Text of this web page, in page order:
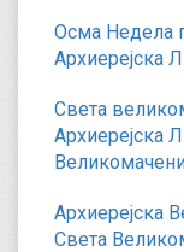
Осма Недела
Архиерејска
Света
Архиерејска
Архиерејска
Света